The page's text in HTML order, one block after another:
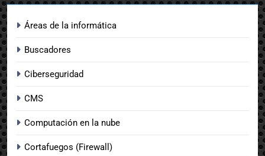
Áreas de la informática
Buscadores
Ciberseguridad
CMS
Computación en la nube
Cortafuegos (Firewall)